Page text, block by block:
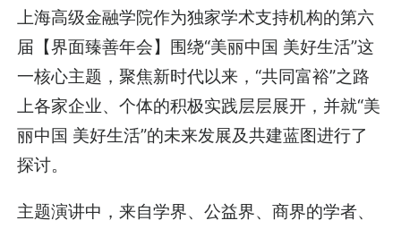
上海高级金融学院作为独家学术支持机构的第六
届【界面臻善年会】围绕“美丽中国 美好生活”这
一核心主题，聚焦新时代以来，“共同富裕”之路
上各家企业、个体的积极实践层层展开，并就“美
丽中国 美好生活”的未来发展及共建蓝图进行了
探讨。
主题演讲中，来自学界、公益界、商界的学者、